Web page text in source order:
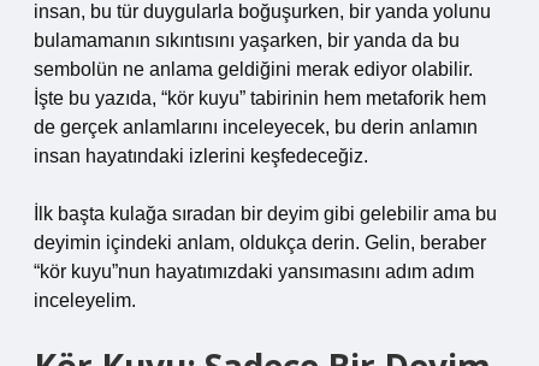
insan, bu tür duygularla boğuşurken, bir yanda yolunu
bulamamanın sıkıntısını yaşarken, bir yanda da bu
sembolün ne anlama geldiğini merak ediyor olabilir.
İşte bu yazıda, “kör kuyu” tabirinin hem metaforik hem
de gerçek anlamlarını inceleyecek, bu derin anlamın
insan hayatındaki izlerini keşfedeceğiz.
İlk başta kulağa sıradan bir deyim gibi gelebilir ama bu
deyimin içindeki anlam, oldukça derin. Gelin, beraber
“kör kuyu”nun hayatımızdaki yansımasını adım adım
inceleyelim.